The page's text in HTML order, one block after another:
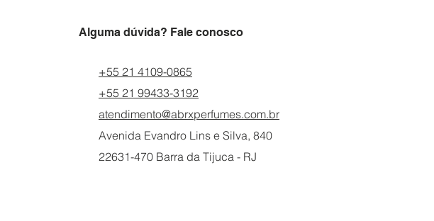
Alguma dúvida? Fale conosco
+55 21 4109-0865
+55 21 99433-3192
atendimento@abrxperfumes.com.br
Avenida Evandro Lins e Silva, 840
22631-470 Barra da Tijuca - RJ